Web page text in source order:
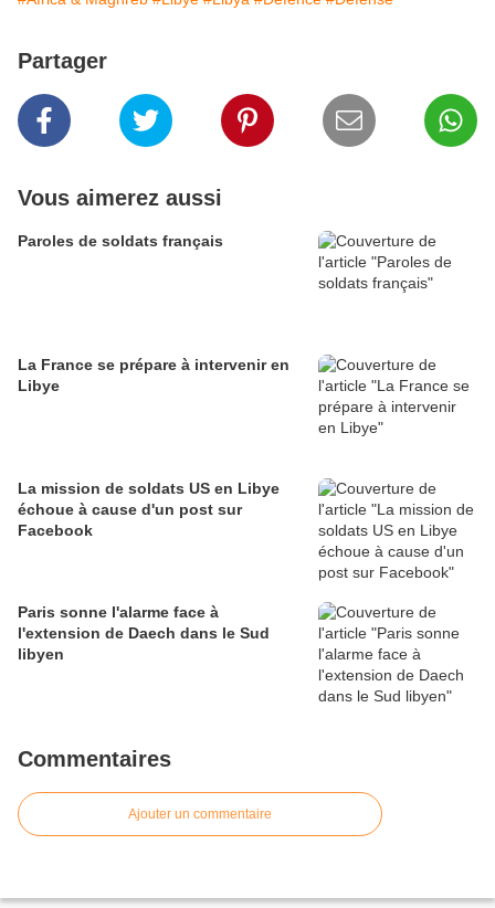
Partager
Vous aimerez aussi
Paroles de soldats français
La France se prépare à intervenir en
Libye
La mission de soldats US en Libye
échoue à cause d'un post sur
Facebook
Paris sonne l'alarme face à
l'extension de Daech dans le Sud
libyen
Commentaires
Ajouter un commentaire